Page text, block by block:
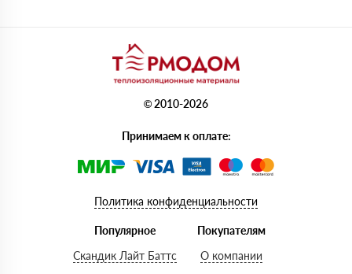
© 2010-2026
Принимаем к оплате:
Политика конфиденциальности
Популярное
Скандик Лайт Баттс
Покупателям
О компании